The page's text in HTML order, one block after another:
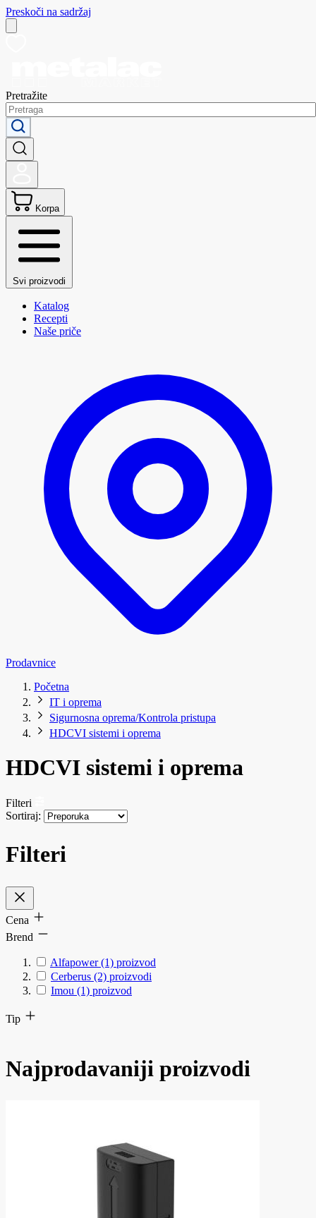
Preskoči na sadržaj
Pretražite
Korpa
Svi proizvodi
Katalog
Recepti
Naše priče
Prodavnice
Početna
IT i oprema
Sigurnosna oprema/Kontrola pristupa
HDCVI sistemi i oprema
HDCVI sistemi i oprema
Filteri
Sortiraj:
Filteri
Cena
Brend
Alfapower (1) proizvod
Cerberus (2) proizvodi
Imou (1) proizvod
Tip
Najprodavaniji proizvodi